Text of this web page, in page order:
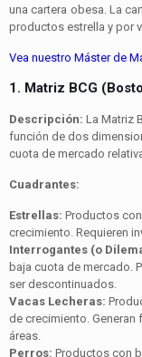
una cartera obesa. La
productos estrella y por
Vea nuestro Máster de
1. Matriz BCG
Descripción: La Matriz
función de dos
cuota de mercado
Cuadrantes:
Estrellas: Productos
crecimiento. Requieren
Interrogantes (o
baja cuota de mercado.
ser descontinuados.
Vacas Lecheras:
de crecimiento.
áreas.
Perros: Productos con